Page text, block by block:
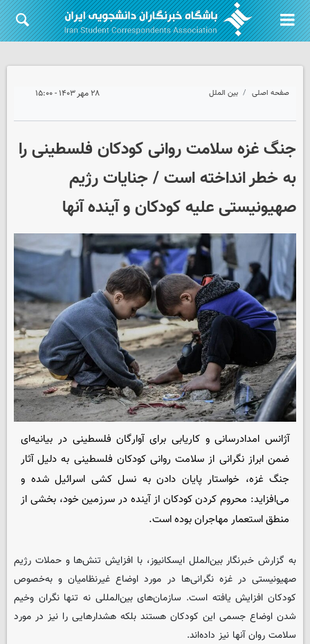
صفحه اصلی بین الملل ۲۸ مهر ۱۴۰۳ - ۱۵:۰۰
جنگ غزه سلامت روانی کودکان فلسطینی را
به خطر انداخته است / جنایات رژیم
صهیونیستی علیه کودکان و آینده آنها
آژانس امدادرسانی و کاریابی برای آوارگان فلسطینی در بیانیه‌ای
ضمن ابراز نگرانی از سلامت روانی کودکان فلسطینی به دلیل آثار
جنگ غزه، خواستار پایان دادن به نسل کشی اسرائیل شده‌ و
می‌افزاید: محروم کردن کودکان از آینده در سرزمین خود، بخشی از
منطق استعمار مهاجران بوده است.
به گزارش خبرنگار بین‌المللایسکانیوز، با افزایش تنش‌ها و حملات رژیم
صهیونیستی در غزه نگرانی‌ها در مورد اوضاع غیرنظامیان و به‌خصوص
کودکان افزایش یافته است. سازمان‌های بین‌المللی نه تنها نگران وخیم
شدن اوضاع جسمی این کودکان هستند بلکه هشدارهایی را نیز در مورد
سلامت روان آنها نیز داده‌اند.